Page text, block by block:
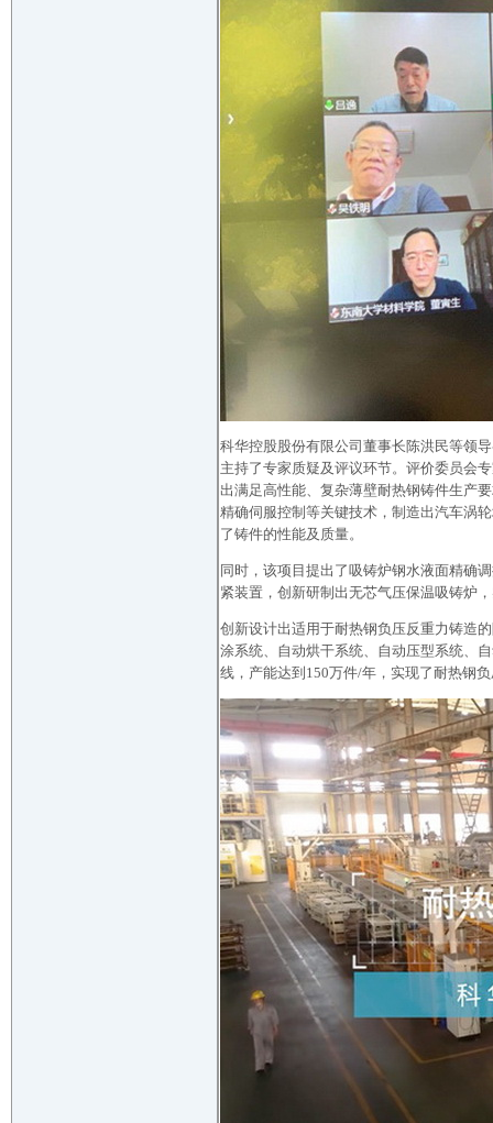
科华控股股份有限公司董事长陈洪民等领
主持了专家质疑及评议环节。评价委员会
出满足高性能、复杂薄壁耐热钢铸件生产
精确伺服控制等关键技术，制造出汽车涡
了铸件的性能及质量。
同时，该项目提出了吸铸炉钢水液面精确
紧装置，创新研制出无芯气压保温吸铸炉
创新设计出适用于耐热钢负压反重力铸造
涂系统、自动烘干系统、自动压型系统、
线，产能达到150万件/年，实现了耐热钢